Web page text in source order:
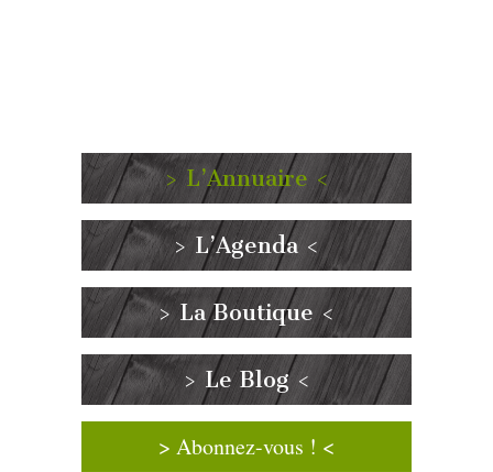
> L’Annuaire <
> L’Agenda <
> La Boutique <
> Le Blog <
> Abonnez-vous ! <